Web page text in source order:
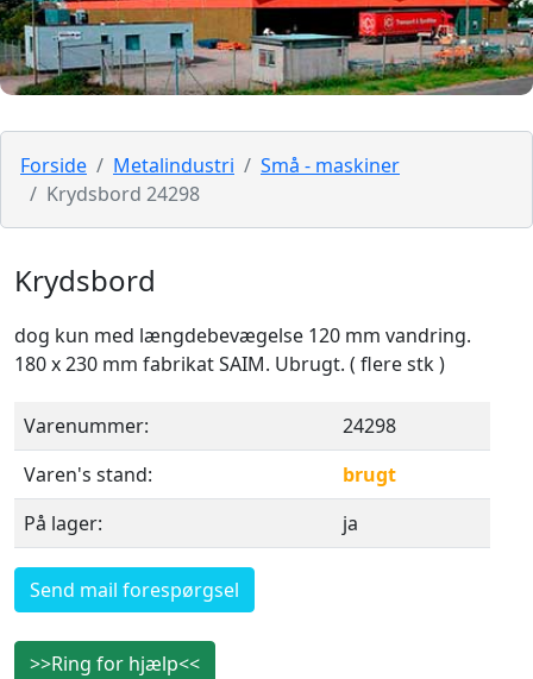
Forside Metalindustri
Små - maskiner
Krydsbord 24298
Krydsbord
dog kun med længdebevægelse 120 mm vandring.
180 x 230 mm fabrikat SAIM. Ubrugt. ( flere stk )
Varenummer:
24298
Varen's stand:
brugt
På lager:
ja
Send mail forespørgsel
>>Ring for hjælp<<